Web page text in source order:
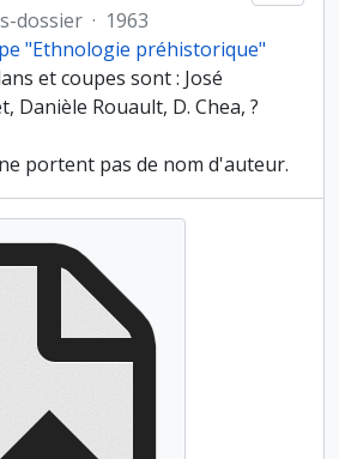
dossier · 1963
"Ethnologie préhistorique"
et coupes sont : José
Danièle Rouault, D. Chea, ?
portent pas de nom d'auteur.